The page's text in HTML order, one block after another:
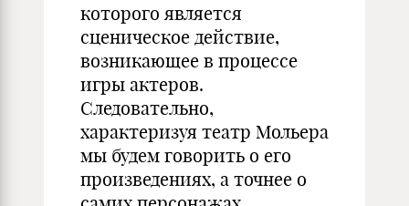
которого является
сценическое действие,
возникающее в процессе
игры актеров.
Следовательно,
характеризуя театр Мольера
мы будем говорить о его
произведениях, а точнее о